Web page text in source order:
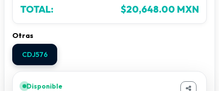
TOTAL: $20,648.00 MXN
Otras
CDJ576
Disponible